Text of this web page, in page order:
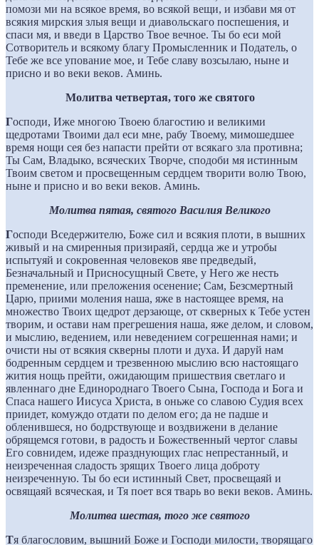
помози ми на всякое время, во всякой вещи, и избави мя от
всякия мирския злыя вещи и диавольскаго поспешения, и
спаси мя, и введи в Царство Твое вечное. Ты бо еси мой
Сотворитель и всякому благу Промысленник и Податель, о
Тебе же все упование мое, и Тебе славу возсылаю, ныне и
присно и во веки веков. Аминь.
Молитва четвертая, того же святого
Господи, Иже многою Твоею благостию и великими
щедротами Твоими дал еси мне, рабу Твоему, мимошедшее
время нощи сея без напасти прейти от всякаго зла противна;
Ты Сам, Владыко, всяческих Творче, сподоби мя истинным
Твоим светом и просвещенным сердцем творити волю Твою,
ныне и присно и во веки веков. Аминь.
Молитва пятая, святого Василия Великого
Господи Вседержителю, Боже сил и всякия плоти, в вышних
живый и на смиренныя призираяй, сердца же и утробы
испытуяй и сокровенная человеков яве предведый,
Безначальный и Присносущный Свете, у Него же несть
пременение, или преложения осенение; Сам, Безсмертный
Царю, приими моления наша, яже в настоящее время, на
множество Твоих щедрот дерзающе, от скверных к Тебе устен
творим, и остави нам прегрешения наша, яже делом, и словом,
и мыслию, ведением, или неведением согрешенная нами; и
очисти ны от всякия скверны плоти и духа. И даруй нам
бодренным сердцем и трезвенною мыслию всю настоящаго
жития нощь прейти, ожидающим пришествия светлаго и
явленнаго дне Единороднаго Твоего Сына, Господа и Бога и
Спаса нашего Иисуса Христа, в оньже со славою Судия всех
приидет, комуждо отдати по делом его; да не падше и
обленившеся, но бодрствующе и воздвижени в делание
обрящемся готови, в радость и Божественный чертог славы
Его совнидем, идеже празднующих глас непрестанный, и
неизреченная сладость зрящих Твоего лица доброту
неизреченную. Ты бо еси истинный Свет, просвещаяй и
освящаяй всяческая, и Тя поет вся тварь во веки веков. Аминь.
Молитва шестая, того же святого
Тя благословим, вышний Боже и Господи милости, творящаго